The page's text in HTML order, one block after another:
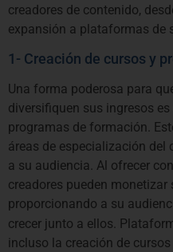
creadores de contenido,
expansión a plataformas de
1- Creación de cursos y
Una forma poderosa para
diversifiquen sus ingresos
programas de formación.
áreas de especialización del
a su audiencia. Al ofrecer
creadores pueden
proporcionando a su
crecer junto a ellos.
incluso la creación de